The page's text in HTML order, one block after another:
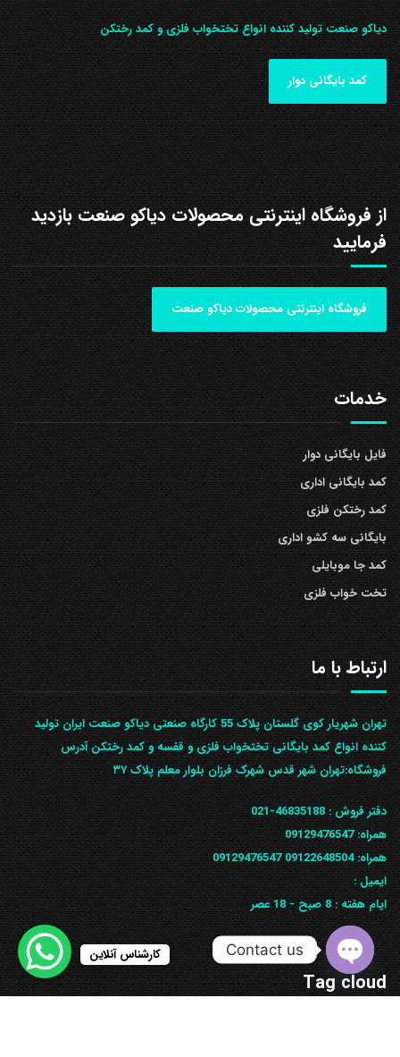
دیاکو صنعت تولید کننده انواع تختخواب فلزی و کمد رختکن
کمد بایگانی دوار
از فروشگاه اینترنتی محصولات دیاکو صنعت بازدید
فرمایید
فروشگاه اینترنتی محصولات دیاکو صنعت
خدمات
فایل بایگانی دوار
کمد بایگانی اداری
کمد رختکن فلزی
بایگانی سه کشو اداری
کمد جا موبایلی
تخت خواب فلزی
ارتباط با ما
تهران شهریار کوی گلستان پلاک 55 کارگاه صنعتی دیاکو صنعت ایران تولید
کننده انواع کمد بایگانی تختخواب فلزی و قفسه و کمد رختکن آدرس
ف‍روشگاه:تهران شهر قدس شهرک فرزان بلوار معلم پلاک ۳۷
دفتر فروش :46835188-021
همراه:09129476547
همراه: 09122648504
09129476547
ایمیل :
ایام هفته :8 صبح - 18 عصر
Tag cloud
کارشناس آنلاین Contact us
Open